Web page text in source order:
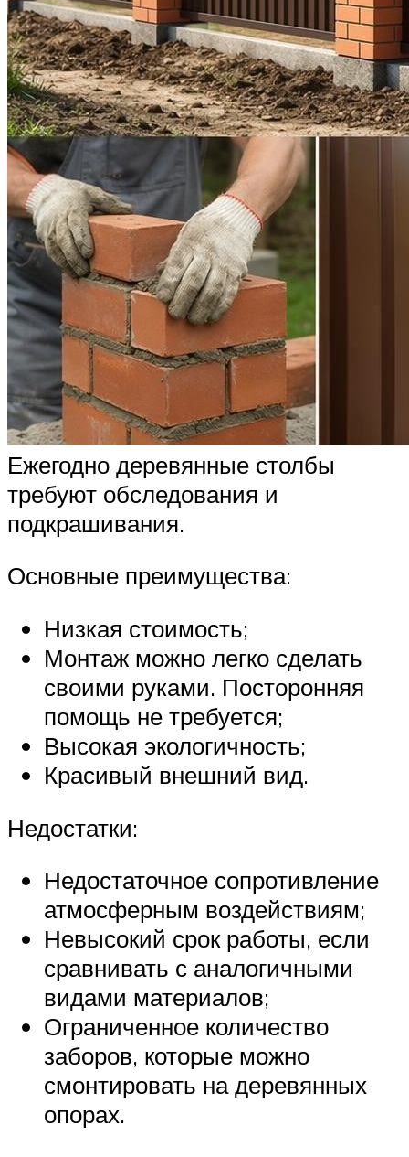
Ежегодно деревянные столбы
требуют обследования и
подкрашивания.
Основные преимущества:
Низкая стоимость;
Монтаж можно легко сделать
своими руками. Посторонняя
помощь не требуется;
Высокая экологичность;
Красивый внешний вид.
Недостатки:
Недостаточное сопротивление
атмосферным воздействиям;
Невысокий срок работы, если
сравнивать с аналогичными
видами материалов;
Ограниченное количество
заборов, которые можно
смонтировать на деревянных
опорах.